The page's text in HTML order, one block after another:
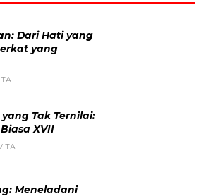
Dari Hati yang
yang
Tak Ternilai:
XVII
Meneladani